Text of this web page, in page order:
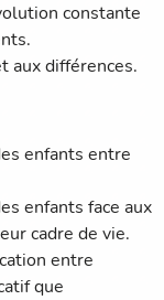
constante
aux différences.
enfants entre
enfants face aux
cadre de vie.
entre
que